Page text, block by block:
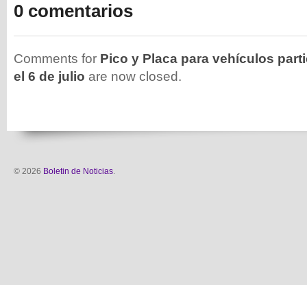
0 comentarios
Comments for Pico y Placa para vehículos
el 6 de julio are now closed.
© 2026 Boletin de Noticias.